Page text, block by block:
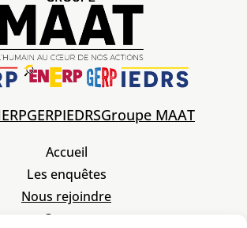
Accueil
Les enquêtes
Nous rejoindre
Contact
Groupe MAAT
GERPIEDRS